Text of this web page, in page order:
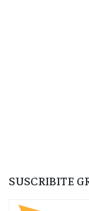
SUSCRIBITE